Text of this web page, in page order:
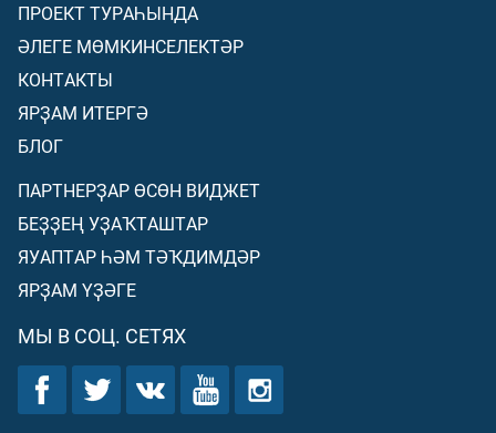
ПРОЕКТ ТУРАҺЫНДА
ӘЛЕГЕ МӨМКИНСЕЛЕКТӘР
КОНТАКТЫ
ЯРҘАМ ИТЕРГӘ
БЛОГ
ПАРТНЕРҘАР ӨСӨН ВИДЖЕТ
БЕҘҘЕҢ УҘАҠТАШТАР
ЯУАПТАР ҺӘМ ТӘҠДИМДӘР
ЯРҘАМ ҮҘӘГЕ
МЫ В СОЦ. СЕТЯХ